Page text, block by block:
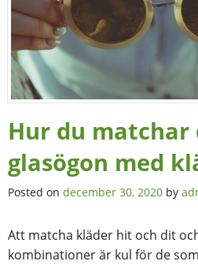
Hur du matchar
glasögon med
Posted on december 30, 2020 by
Att matcha kläder hit och dit
kombinationer är kul för de